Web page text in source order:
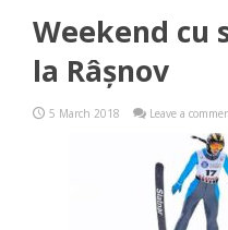
Weekend cu
la Râșnov
5 March 2018 Leave a